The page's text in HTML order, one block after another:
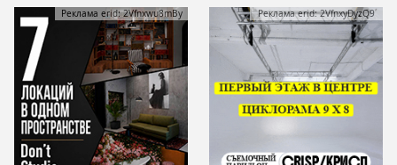
Реклама erid: 2Vfnxwu8mBy Реклама erid: 2VfnxyDyzQ9